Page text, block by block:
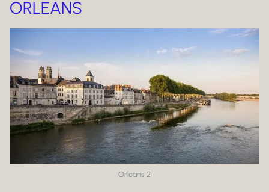
ORLEANS
Orleans 2